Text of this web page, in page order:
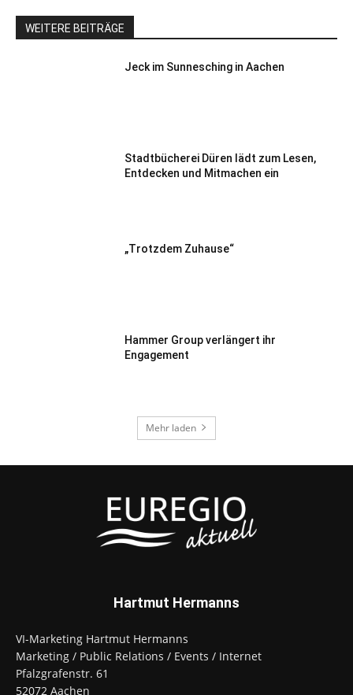
WEITERE BEITRÄGE
Jeck im Sunnesching in Aachen
Stadtbücherei Düren lädt zum Lesen,
Entdecken und Mitmachen ein
„Trotzdem Zuhause“
Hammer Group verlängert ihr
Engagement
Mehr laden
Hartmut Hermanns
VI-Marketing Hartmut Hermanns
Marketing / Public Relations / Events / Internet
Pfalzgrafenstr. 61
52072 Aachen